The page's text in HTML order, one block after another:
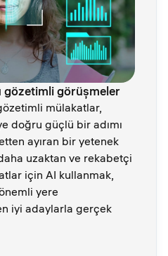
gözetimli görüşmeler
mülakatlar,
doğru güçlü bir adımı
ayıran bir yetenek
uzaktan ve rekabetçi
için AI kullanmak,
yere
iyi adaylarla gerçek